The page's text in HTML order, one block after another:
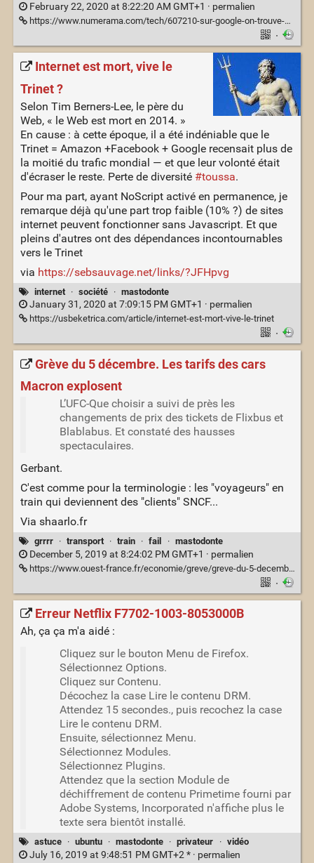
February 22, 2020 at 8:22:20 AM GMT+1 · permalien
https://www.numerama.com/tech/607210-sur-google-on-trouve-en-un-clic-des-milliers-de-numeros-francais-lies-a-whatsapp.html
·
Internet est mort, vive le
Trinet ?
Selon Tim Berners-Lee, le père du
Web, « le Web est mort en 2014. »
En cause : à cette époque, il a été indéniable que le
Trinet = Amazon +Facebook + Google recensait plus de
la moitié du trafic mondial — et que leur volonté était
d'écraser le reste. Perte de diversité #toussa.
Pour ma part, ayant NoScript activé en permanence, je
remarque déjà qu'une part trop faible (10% ?) de sites
internet peuvent fonctionner sans Javascript. Et que
pleins d'autres ont des dépendances incontournables
vers le Trinet
via https://sebsauvage.net/links/?JFHpvg
internet · société · mastodonte
January 31, 2020 at 7:09:15 PM GMT+1 · permalien
https://usbeketrica.com/article/internet-est-mort-vive-le-trinet
·
Grève du 5 décembre. Les tarifs des cars
Macron explosent
L’UFC-Que choisir a suivi de près les
changements de prix des tickets de Flixbus et
Blablabus. Et constaté des hausses
spectaculaires.
Gerbant.
C'est comme pour la terminologie : les "voyageurs" en
train qui deviennent des "clients" SNCF...
Via shaarlo.fr
grrrr · transport · train · fail · mastodonte
December 5, 2019 at 8:24:02 PM GMT+1 · permalien
https://www.ouest-france.fr/economie/greve/greve-du-5-decembre-les-tarifs-des-cars-macron-explosent-6640066
·
Erreur Netflix F7702-1003-8053000B
Ah, ça ça m'a aidé :
Cliquez sur le bouton Menu de Firefox.
Sélectionnez Options.
Cliquez sur Contenu.
Décochez la case Lire le contenu DRM.
Attendez 15 secondes., puis recochez la case
Lire le contenu DRM.
Ensuite, sélectionnez Menu.
Sélectionnez Modules.
Sélectionnez Plugins.
Attendez que la section Module de
déchiffrement de contenu Primetime fourni par
Adobe Systems, Incorporated n'affiche plus le
texte sera bientôt installé.
astuce · ubuntu · mastodonte · privateur · vidéo
July 16, 2019 at 9:48:51 PM GMT+2 * · permalien